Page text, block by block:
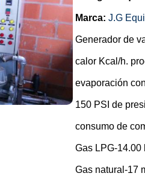
Marca: J.G
Generador de
calor Kcal/h.
evaporación
150 PSI de
consumo de
Gas LPG-14.00
Gas natural-17